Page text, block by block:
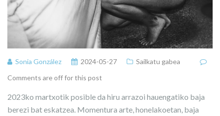
Sonia González 2024-05-27
Sailkatu gabea
Comments are off for this post
2023ko martxotik posible da hiru arrazoi hauengatiko baja
berezi bat eskatzea. Momentura arte, honelakoetan, baja